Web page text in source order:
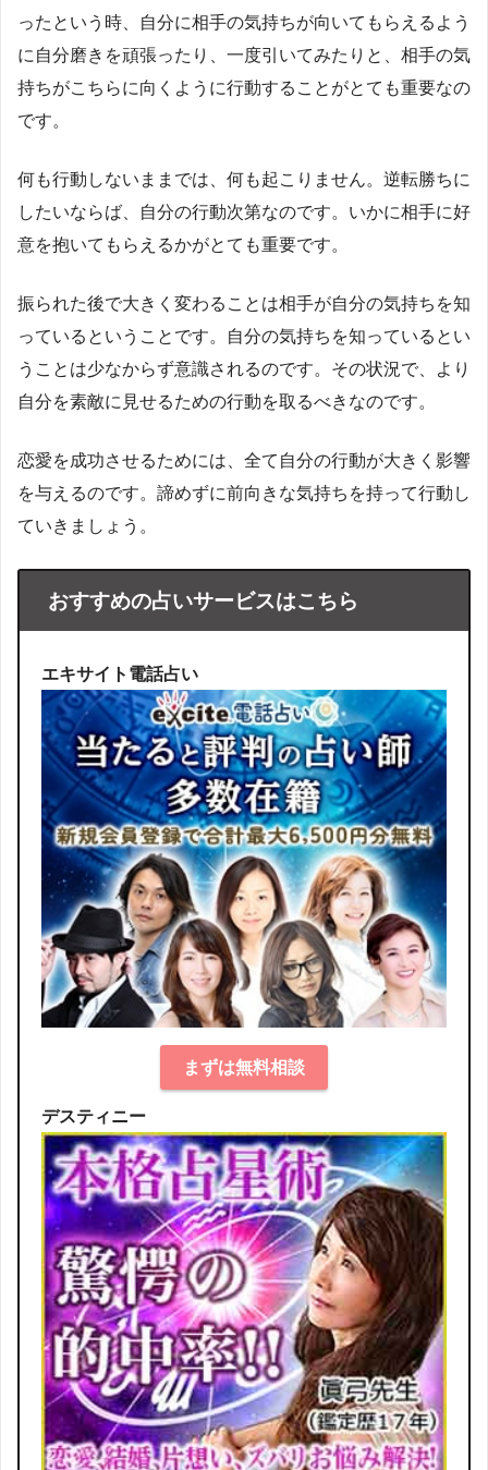
ったという時、自分に相手の気持ちが向いてもらえるよう
に自分磨きを頑張ったり、一度引いてみたりと、相手の気
持ちがこちらに向くように行動することがとても重要なの
です。
何も行動しないままでは、何も起こりません。逆転勝ちに
したいならば、自分の行動次第なのです。いかに相手に好
意を抱いてもらえるかがとても重要です。
振られた後で大きく変わることは相手が自分の気持ちを知
っているということです。自分の気持ちを知っているとい
うことは少なからず意識されるのです。その状況で、より
自分を素敵に見せるための行動を取るべきなのです。
恋愛を成功させるためには、全て自分の行動が大きく影響
を与えるのです。諦めずに前向きな気持ちを持って行動し
ていきましょう。
おすすめの占いサービスはこちら
エキサイト電話占い
まずは無料相談
デスティニー